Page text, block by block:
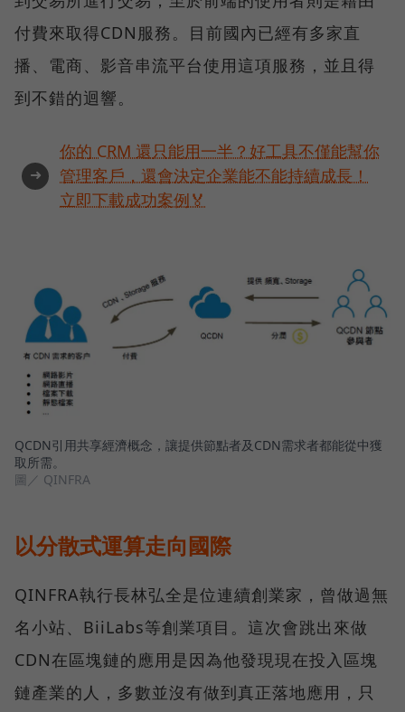
付費來取得CDN服務。目前國內已經有多家直
播、電商、影音串流平台使用這項服務，並且得
到不錯的迴響。
➜
你的 CRM 還只能用一半？好工具不僅能幫你
管理客戶，還會決定企業能不能持續成長！
立即下載成功案例🏅
QCDN引用共享經濟概念，讓提供節點者及CDN需求者都能從中獲
取所需。
圖／ QINFRA
以分散式運算走向國際
QINFRA執行長林弘全是位連續創業家，曾做過無
名小站、BiiLabs等創業項目。這次會跳出來做
CDN在區塊鏈的應用是因為他發現現在投入區塊
鏈產業的人，多數並沒有做到真正落地應用，只